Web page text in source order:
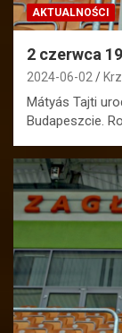
AKTUALNOŚCI
2 czerwca
2024-06-02
Mátyás Tajti
Budapeszcie.